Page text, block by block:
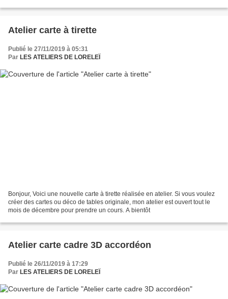
Atelier carte à tirette
Publié le 27/11/2019 à 05:31
Par LES ATELIERS DE LORELEÏ
Bonjour, Voici une nouvelle carte à tirette réalisée en atelier. Si vous voulez
créer des cartes ou déco de tables originale, mon atelier est ouvert tout le
mois de décembre pour prendre un cours. A bientôt
Atelier carte cadre 3D accordéon
Publié le 26/11/2019 à 17:29
Par LES ATELIERS DE LORELEÏ